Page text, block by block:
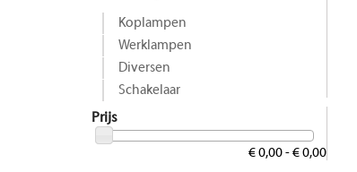
Koplampen
Werklampen
Diversen
Schakelaar
Prijs
€ 0,00 - € 0,00